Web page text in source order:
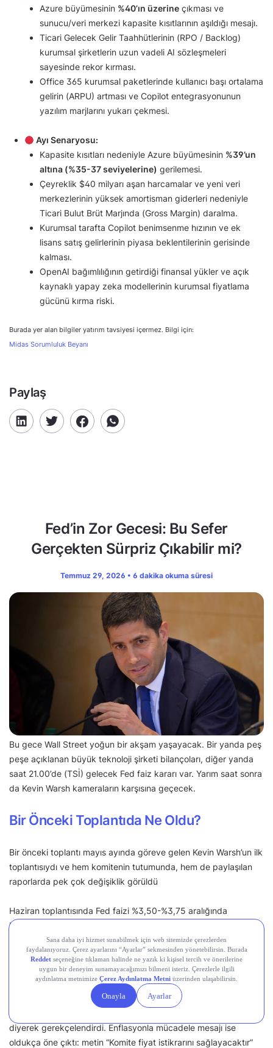
Azure büyümesinin %40’ın üzerine çıkması ve
sunucu/veri merkezi kapasite kısıtlarının aşıldığı mesajı.
Ticari Gelecek Gelir Taahhütlerinin (RPO / Backlog)
kurumsal şirketlerin uzun vadeli AI sözleşmeleri
sayesinde rekor kırması.
Office 365 kurumsal paketlerinde kullanıcı başı ortalama
gelirin (ARPU) artması ve Copilot entegrasyonunun
yazılım marjlarını yukarı çekmesi.
Ayı Senaryosu:
Kapasite kısıtları nedeniyle Azure büyümesinin %39’un
altına (%35-37 seviyelerine) gerilemesi.
Çeyreklik $40 milyarı aşan harcamalar ve yeni veri
merkezlerinin yüksek amortisman giderleri nedeniyle
Ticari Bulut Brüt Marjında (Gross Margin) daralma.
Kurumsal tarafta Copilot benimsenme hızının ve ek
lisans satış gelirlerinin piyasa beklentilerinin gerisinde
kalması.
OpenAI bağımlılığının getirdiği finansal yükler ve açık
kaynaklı yapay zeka modellerinin kurumsal fiyatlama
gücünü kırma riski.
Burada yer alan bilgiler yatırım tavsiyesi içermez. Bilgi için:
Midas Sorumluluk Beyanı
Paylaş
Fed’in Zor Gecesi: Bu Sefer
Gerçekten Sürpriz Çıkabilir mi?
Temmuz 29, 2026 • 6 dakika okuma süresi
Bu gece Wall Street yoğun bir akşam yaşayacak. Bir yanda peş
peşe açıklanan büyük teknoloji şirketi bilançoları, diğer yanda
saat 21.00’de (TSİ) gelecek Fed faiz kararı var. Yarım saat sonra
da Kevin Warsh kameraların karşısına geçecek.
Bir Önceki Toplantıda Ne Oldu?
Bir önceki toplantı mayıs ayında göreve gelen Kevin Warsh’un ilk
toplantısıydı ve hem komitenin tutumunda, hem de paylaşılan
raporlarda pek çok değişiklik görüldü
Haziran toplantısında Fed faizi %3,50-%3,75 aralığında
bırakmış, karar 12-0 oybirliğiyle alınmıştı. Bir önceki Powell
döneminde ise komitede pek çok fikir ayrılığı yaşanıyordu
Karar metni gerçekten sadeleşti Powell’ın önceden kullanmış
olduğu metinle kıyasladığımızda yeni metin dört kısa
paragraftan ibaret. İleriye dönük yönlendirme tamamen
kaldırıldı; Warsh bunu “mevcut politika ortamına uygun değil”
diyerek gerekçelendirdi. Enflasyonla mücadele mesajı ise
oldukça öne çıktı: metin “Komite fiyat istikrarını sağlayacaktır”